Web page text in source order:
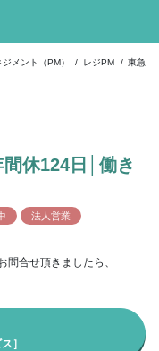
メント（PM） / レジPM / 東急
間休124日│働き
法人営業
合せ頂きましたら、
］